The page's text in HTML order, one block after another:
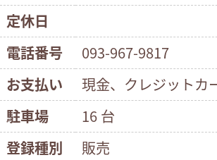
定休日
電話番号
093-967-9817
お支払い
現金、クレジットカ
駐車場
16 台
登録種別
販売